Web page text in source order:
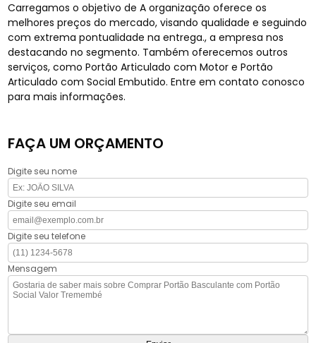
Carregamos o objetivo de A organização oferece os
melhores preços do mercado, visando qualidade e seguindo
com extrema pontualidade na entrega., a empresa nos
destacando no segmento. Também oferecemos outros
serviços, como Portão Articulado com Motor e Portão
Articulado com Social Embutido. Entre em contato conosco
para mais informações.
FAÇA UM ORÇAMENTO
Digite seu nome
Digite seu email
Digite seu telefone
Mensagem